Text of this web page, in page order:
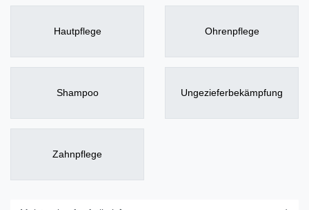
Hautpflege Ohrenpflege
Shampoo Ungezieferbekämpfung
Zahnpflege